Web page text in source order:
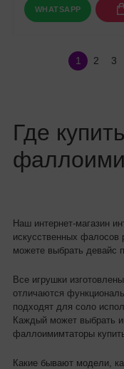
WHATSAPP
1 2 3
Где купить
Наш интернет-магазин
искусственных фалосов
можете выбрать девайс
Все игрушки
отличаются
подходят для соло
Каждый может выбрать
фаллоимимтаторы
Какие бывают модели,